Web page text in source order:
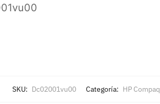
SKU: Dc02001vu00 Categoría: HP Compaq